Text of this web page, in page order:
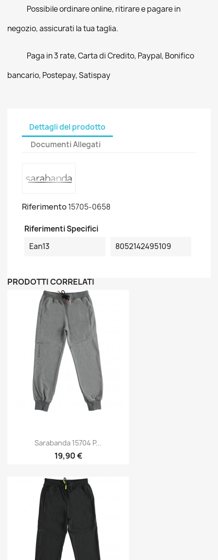
Possibile ordinare online, ritirare e pagare in
negozio, assicurati la tua taglia.
Paga in 3 rate, Carta di Credito, Paypal, Bonifico
bancario, Postepay, Satispay
Dettagli del prodotto
Documenti Allegati
Riferimento15705-0658
Riferimenti Specifici
Ean13
8052142495109
PRODOTTI CORRELATI
Sarabanda 15704 P...
19,90 €